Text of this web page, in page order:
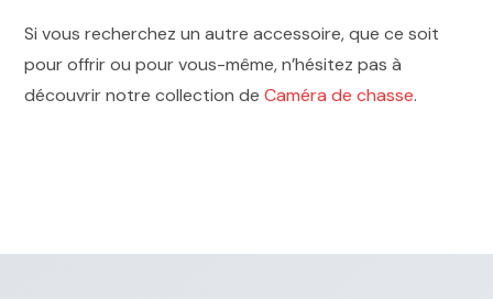
Si vous recherchez un autre accessoire, que ce soit
pour offrir ou pour vous-même, n’hésitez pas à
découvrir notre collection deCaméra de chasse.